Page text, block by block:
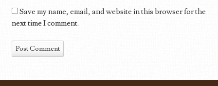
Save my name, email, and website in this browser for the
next time I comment.